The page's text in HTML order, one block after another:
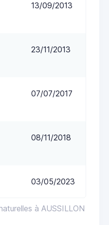
à AUSSILLON
13/09/2013
23/11/2013
07/07/2017
08/11/2018
03/05/2023